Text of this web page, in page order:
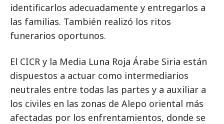
identificarlos adecuadamente y entregarlos a
las familias. También realizó los ritos
funerarios oportunos.
El CICR y la Media Luna Roja Árabe Siria están
dispuestos a actuar como intermediarios
neutrales entre todas las partes y a auxiliar a
los civiles en las zonas de Alepo oriental más
afectadas por los enfrentamientos, donde se